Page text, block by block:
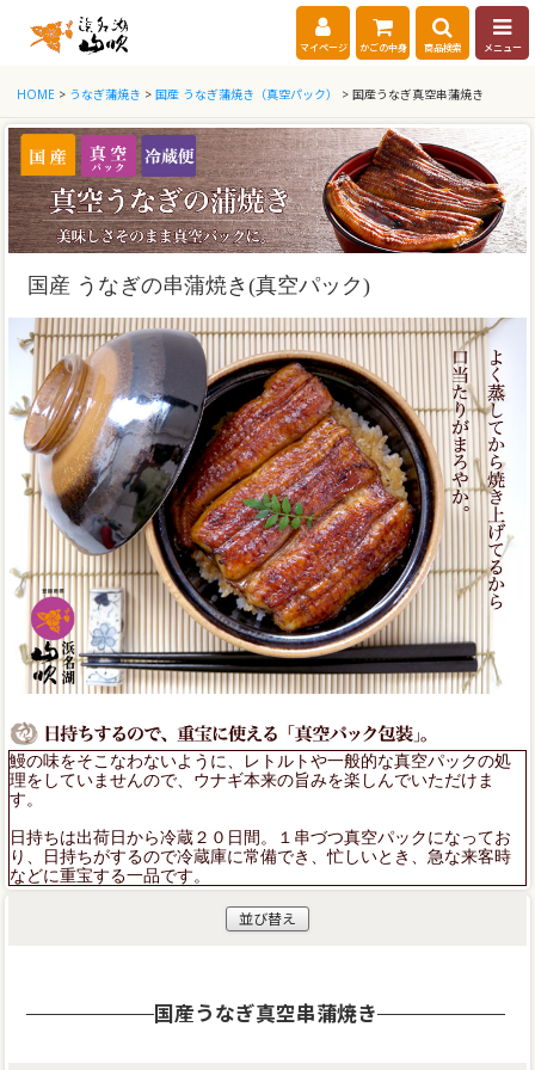
マイページ かごの中身 商品検索 メニュー
HOME > うなぎ蒲焼き > 国産 うなぎ蒲焼き（真空パック） > 国産うなぎ真空串蒲焼き
国産 うなぎの串蒲焼き(真空パック)
鰻の味をそこなわないように、レトルトや一般的な真空パックの処
理をしていませんので、ウナギ本来の旨みを楽しんでいただけま
す。
日持ちは出荷日から冷蔵２０日間。１串づつ真空パックになってお
り、日持ちがするので冷蔵庫に常備でき、忙しいとき、急な来客時
などに重宝する一品です。
並び替え
国産うなぎ真空串蒲焼き